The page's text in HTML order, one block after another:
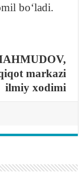
boʻladi.
markazi
ilmiy xodimi